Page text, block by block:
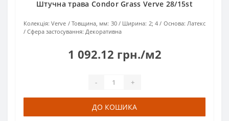
Штучна трава Condor Grass Verve 28/15st
Колекція: Verve Товщина, мм: 30 Ширина: 2; 4 Основа: Латекс
Сфера застосування: Декоративна
1 092.12 грн./м2
- +
ДО КОШИКА